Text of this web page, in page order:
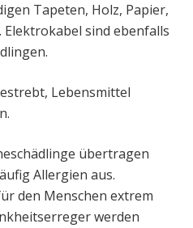
Tapeten, Holz, Papier,
Elektrokabel sind ebenfalls
Lebensmittel
übertragen
Allergien aus.
den Menschen extrem
werden